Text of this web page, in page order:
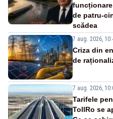
de patru-
scădea
7 aug. 2026,
Criza din
de
7 aug. 2026,
Tarifele
TollRo se